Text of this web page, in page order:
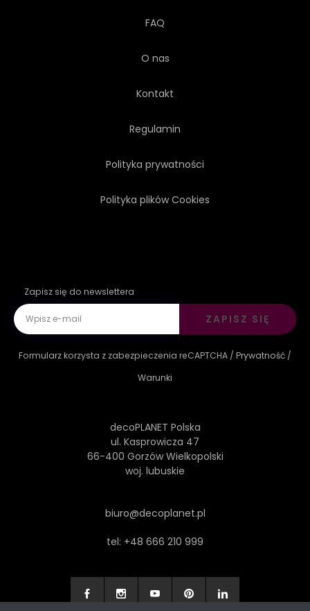
FAQ
O nas
Kontakt
Regulamin
Polityka prywatności
Polityka plików Cookies
Zapisz się do newslettera
ZAPISZ SIĘ
Formularz korzysta z zabezpieczenia reCAPTCHA / Prywatność /
Warunki
decoPLANET Polska
ul. Kasprowicza 47
66-400 Gorzów Wielkopolski
woj. lubuskie
biuro@decoplanet.pl
tel: +48 666 210 999